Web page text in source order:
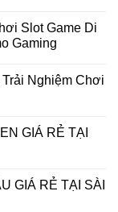
Slot Game Di
Gaming
Nghiệm Chơi
GIÁ RẺ TẠI
GIÁ RẺ TẠI SÀI